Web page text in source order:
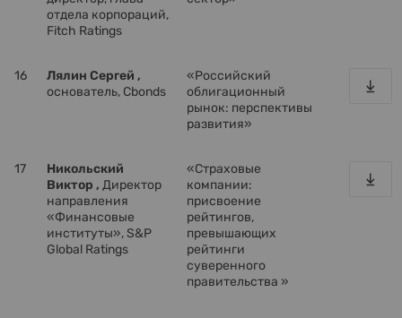
отдела корпораций,
Fitch Ratings
16
Лялин Сергей ,
основатель, Cbonds
«Российский
облигационный
рынок: перспективы
развития»
17
Никольский
Виктор , Директор
направления
«Финансовые
институты», S&P
Global Ratings
«Cтраховые
компании:
присвоение
рейтингов,
превышающих
рейтинги
суверенного
правительства »